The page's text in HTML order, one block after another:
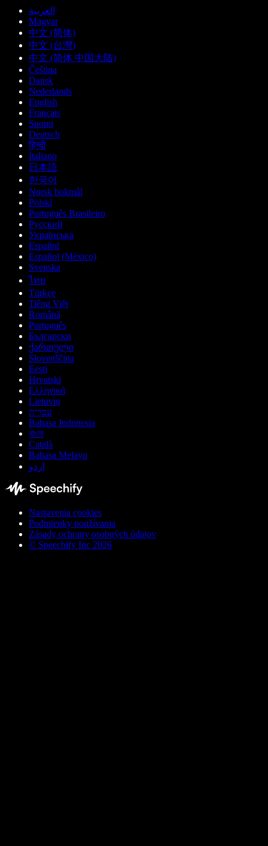
العربية
Magyar
中文 (简体)
中文 (台灣)
中文 (简体 中国大陆)
Čeština
Dansk
Nederlands
English
Français
Suomi
Deutsch
हिन्दी
Italiano
日本語
한국어
Norsk bokmål
Polski
Português Brasileiro
Русский
Українська
Español
Español (México)
Svenska
ไทย
Türkçe
Tiếng Việt
Română
Português
Български
ქართული
Slovenščina
Eesti
Hrvatski
Ελληνικά
Lietuvių
עברית
Bahasa Indonesia
বাংলা
Català
Bahasa Melayu
اردو
Nastavenia cookies
Podmienky používania
Zásady ochrany osobných údajov
© Speechify Inc 2026